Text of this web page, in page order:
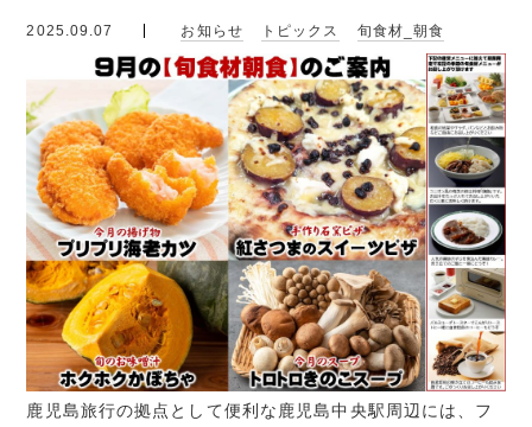
2025.09.07 お知らせ トピックス 旬食材_朝食
鹿児島旅行の拠点として便利な鹿児島中央駅周辺には、フ